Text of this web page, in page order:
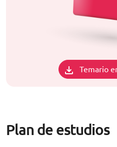
Temario
Plan de estudios